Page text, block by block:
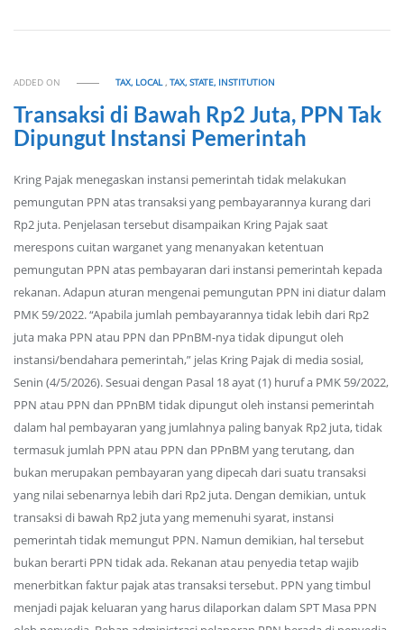
ADDED ON TAX, LOCAL,TAX, STATE, INSTITUTION
Transaksi di Bawah Rp2 Juta, PPN Tak
Dipungut Instansi Pemerintah
Kring Pajak menegaskan instansi pemerintah tidak melakukan
pemungutan PPN atas transaksi yang pembayarannya kurang dari
Rp2 juta. Penjelasan tersebut disampaikan Kring Pajak saat
merespons cuitan warganet yang menanyakan ketentuan
pemungutan PPN atas pembayaran dari instansi pemerintah kepada
rekanan. Adapun aturan mengenai pemungutan PPN ini diatur dalam
PMK 59/2022. “Apabila jumlah pembayarannya tidak lebih dari Rp2
juta maka PPN atau PPN dan PPnBM-nya tidak dipungut oleh
instansi/bendahara pemerintah,” jelas Kring Pajak di media sosial,
Senin (4/5/2026). Sesuai dengan Pasal 18 ayat (1) huruf a PMK 59/2022,
PPN atau PPN dan PPnBM tidak dipungut oleh instansi pemerintah
dalam hal pembayaran yang jumlahnya paling banyak Rp2 juta, tidak
termasuk jumlah PPN atau PPN dan PPnBM yang terutang, dan
bukan merupakan pembayaran yang dipecah dari suatu transaksi
yang nilai sebenarnya lebih dari Rp2 juta. Dengan demikian, untuk
transaksi di bawah Rp2 juta yang memenuhi syarat, instansi
pemerintah tidak memungut PPN. Namun demikian, hal tersebut
bukan berarti PPN tidak ada. Rekanan atau penyedia tetap wajib
menerbitkan faktur pajak atas transaksi tersebut. PPN yang timbul
menjadi pajak keluaran yang harus dilaporkan dalam SPT Masa PPN